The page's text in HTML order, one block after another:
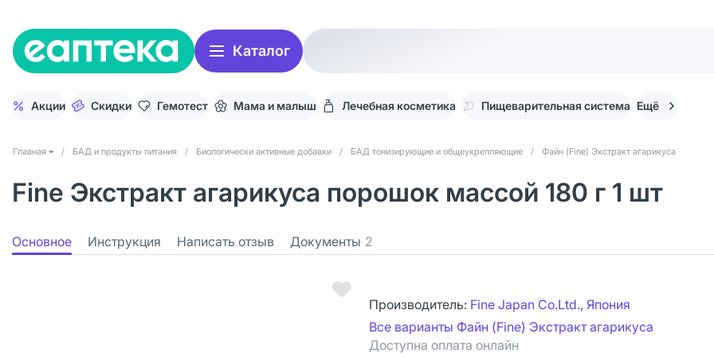
Каталог
Акции Скидки Гемотест Мама и малыш Лечебная косметика Пищеварительная система Ещё
Главная / БАД и продукты питания / Биологически активные добавки / БАД тонизирующие и общеукрепляющие / Файн (Fine) Экстракт агарикуса
Fine Экстракт агарикуса порошок массой 180 г 1 шт
Основное Инструкция Написать отзыв Документы 2
Производитель: Fine Japan Co.Ltd., Япония
Все варианты Файн (Fine) Экстракт агарикуса
Доступна оплата онлайн